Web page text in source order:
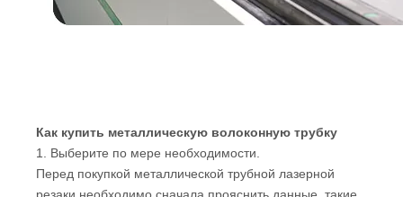
Как купить металлическую волоконную трубку
1. Выберите по мере необходимости.
Перед покупкой металлической трубной лазерной